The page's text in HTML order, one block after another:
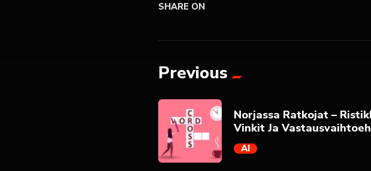
SHARE ON
Previous
Norjassa Ratkojat –
Vinkit Ja
AI